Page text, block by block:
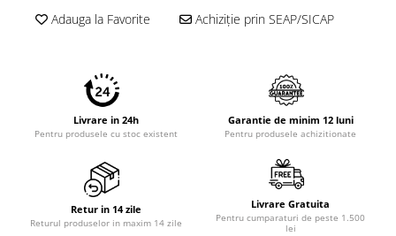
Laptop-uri 2 in 1
Piese si accesorii
Accesorii Printing
Adauga la Favorite Achiziție prin SEAP/SICAP
Livrare in 24h
Pentru produsele cu stoc existent
Garantie de minim 12 luni
Pentru produsele achizitionate
Retur in 14 zile
Returul produselor in maxim 14 zile
Livrare Gratuita
Pentru cumparaturi de peste 1.500
lei